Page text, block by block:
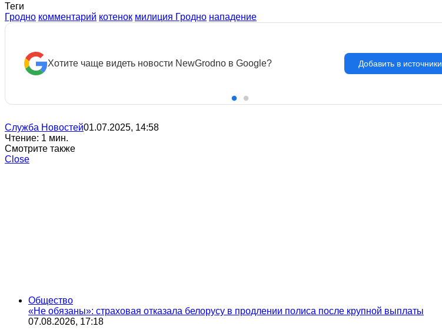
Теги
Гродно комментарий котенок милиция Гродно нападение
Хотите чаще видеть новости NewGrodno в Google? Добавить в источники
Служба Новостей01.07.2025, 14:58
Чтение: 1 мин.
Смотрите также
Close
Общество
«Не обязаны»: страховая отказала белорусу в продлении полиса после крупной выплаты
07.08.2026, 17:18